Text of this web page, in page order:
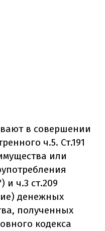
в совершении
ч.5. Ст.191
или
ч.3 ст.209
денежных
полученных
кодекса